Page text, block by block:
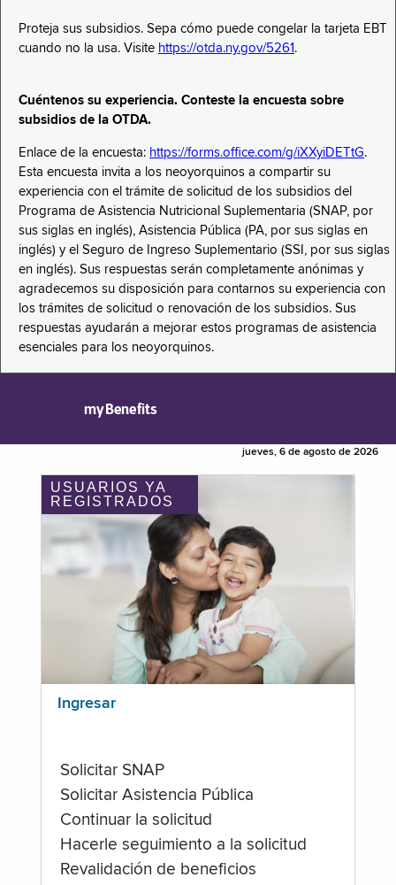
Proteja sus subsidios. Sepa cómo puede congelar la tarjeta EBT
cuando no la usa. Visite https://otda.ny.gov/5261 .
Cuéntenos su experiencia. Conteste la encuesta sobre
subsidios de la OTDA.
Enlace de la encuesta: https://forms.office.com/g/iXXyiDETtG.
Esta encuesta invita a los neoyorquinos a compartir su
experiencia con el trámite de solicitud de los subsidios del
Programa de Asistencia Nutricional Suplementaria (SNAP, por
sus siglas en inglés), Asistencia Pública (PA, por sus siglas en
inglés) y el Seguro de Ingreso Suplementario (SSI, por sus siglas
en inglés). Sus respuestas serán completamente anónimas y
agradecemos su disposición para contarnos su experiencia con
los trámites de solicitud o renovación de los subsidios. Sus
respuestas ayudarán a mejorar estos programas de asistencia
esenciales para los neoyorquinos.
myBenefits
jueves, 6 de agosto de 2026
USUARIOS YA
REGISTRADOS
Ingresar
Solicitar SNAP
Solicitar Asistencia Pública
Continuar la solicitud
Hacerle seguimiento a la solicitud
Revalidación de beneficios